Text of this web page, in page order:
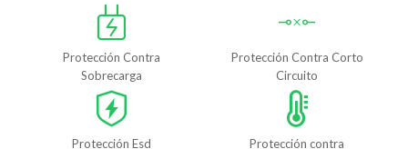
Protección Contra
Sobrecarga
Protección Contra Corto
Circuito
Protección Esd
Protección contra